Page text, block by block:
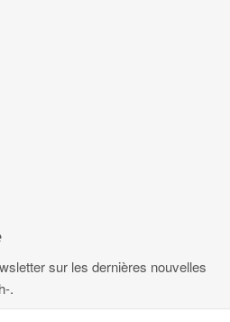
sur les dernières nouvelles
.